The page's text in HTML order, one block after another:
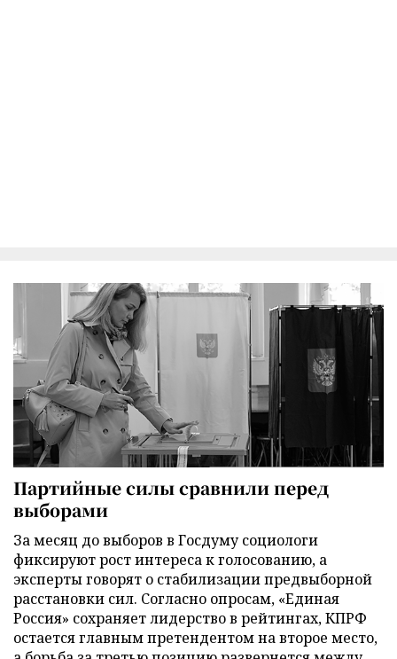
Партийные силы сравнили перед
выборами
За месяц до выборов в Госдуму социологи
фиксируют рост интереса к голосованию, а
эксперты говорят о стабилизации предвыборной
расстановки сил. Согласно опросам, «Единая
Россия» сохраняет лидерство в рейтингах, КПРФ
остается главным претендентом на второе место,